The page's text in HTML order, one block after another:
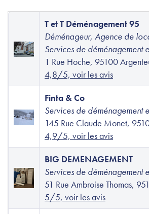
T et T Déménagement 95
Déménageur, Agence de
Services de déménagement
1 Rue Hoche, 95100
4,8/5, voir les avis
Finta & Co
Services de déménagement
145 Rue Claude Monet,
4,9/5, voir les avis
BIG DEMENAGEMENT
Services de déménagement
51 Rue Ambroise Thomas,
5/5, voir les avis